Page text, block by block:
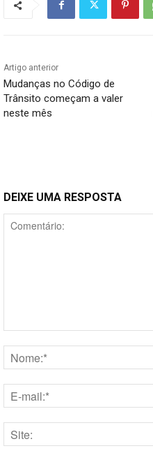
Artigo anterior
Mudanças no Código de
Trânsito começam a valer
neste mês
DEIXE UMA RESPOSTA